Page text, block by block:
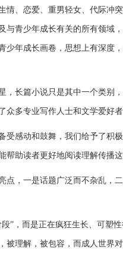
情、恋爱、重男轻女、代际冲
与青少年成长有关的所有领域
少年成长画卷，思想上有深度
，长篇小说只是其中一个类别
众多专业写作人士和文学爱好
受感动和鼓舞，我们给予了积
帮助读者更好地阅读理解传播
点，一是话题广泛而不杂乱，
”，而是正在疯狂生长、可塑
被理解，被包容，而成人世界